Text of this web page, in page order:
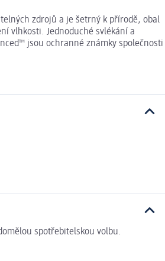
zdrojů a je šetrný k přírodě, obal
vlhkosti. Jednoduché svlékání a
jsou ochranné známky společnosti
spotřebitelskou volbu.